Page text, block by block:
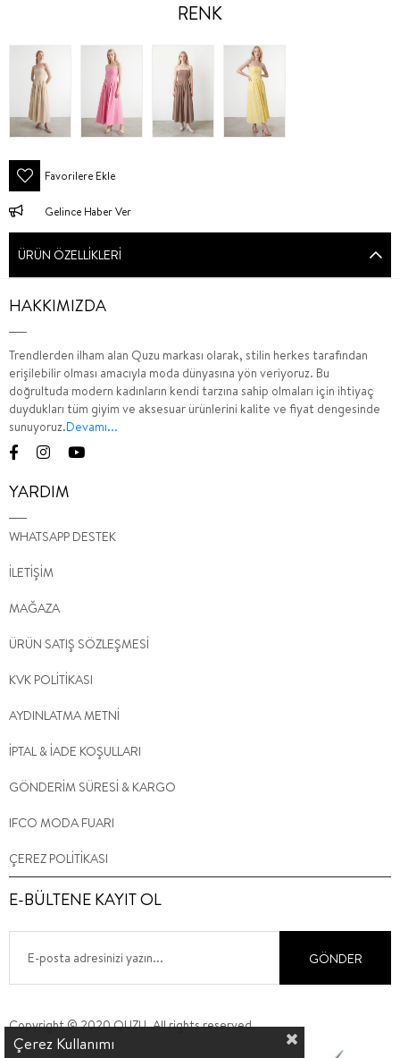
RENK
Favorilere Ekle
Gelince Haber Ver
ÜRÜN ÖZELLIKLERI
HAKKIMIZDA
Trendlerden ilham alan Quzu markası olarak, stilin herkes tarafından
erişilebilir olması amacıyla moda dünyasına yön veriyoruz. Bu
doğrultuda modern kadınların kendi tarzına sahip olmaları için ihtiyaç
duydukları tüm giyim ve aksesuar ürünlerini kalite ve fiyat dengesinde
sunuyoruz.Devamı...
YARDIM
WHATSAPP DESTEK
İLETİŞİM
MAĞAZA
ÜRÜN SATIŞ SÖZLEŞMESİ
KVK POLİTİKASI
AYDINLATMA METNİ
İPTAL & İADE KOŞULLARI
GÖNDERİM SÜRESİ & KARGO
IFCO MODA FUARI
ÇEREZ POLİTİKASI
E-BÜLTENE KAYIT OL
GÖNDER
Copyright © 2020 QUZU. All rights reserved.
Çerez Kullanımı